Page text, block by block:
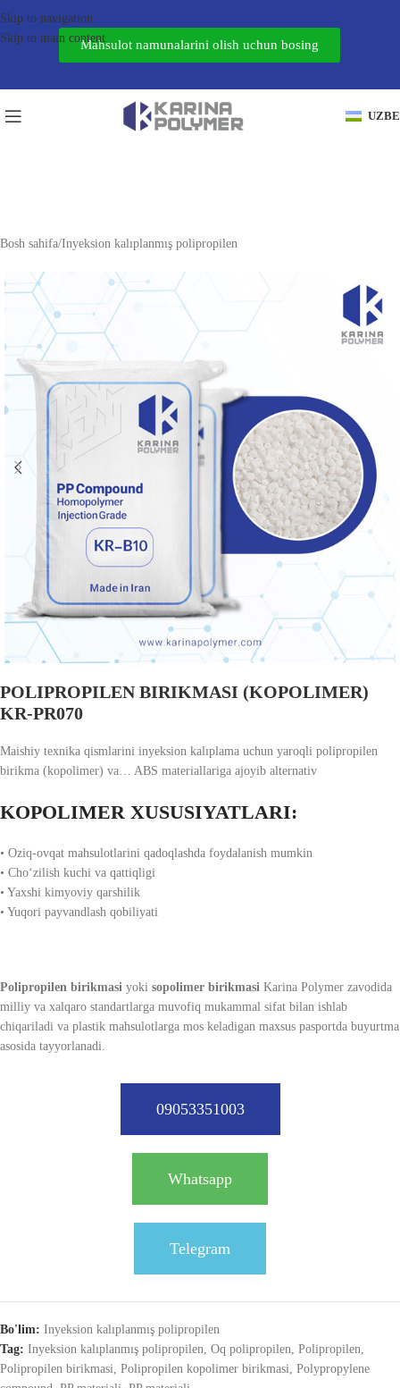
Skip to navigation
Skip to main contentMahsulot namunalarini olish uchun bosing
Bosh sahifa/Inyeksion kalıplanmış polipropilen
POLIPROPILEN BIRIKMASI (KOPOLIMER)
KR-PR070
Maishiy texnika qismlarini inyeksion kalıplama uchun yaroqli polipropilen
birikma (kopolimer) va… ABS materiallariga ajoyib alternativ
KOPOLIMER XUSUSIYATLARI:
• Oziq-ovqat mahsulotlarini qadoqlashda foydalanish mumkin
• Cho‘zilish kuchi va qattiqligi
• Yaxshi kimyoviy qarshilik
• Yuqori payvandlash qobiliyati
Polipropilen birikmasi yoki sopolimer birikmasi Karina Polymer zavodida
milliy va xalqaro standartlarga muvofiq mukammal sifat bilan ishlab
chiqariladi va plastik mahsulotlarga mos keladigan maxsus pasportda buyurtma
asosida tayyorlanadi.
09053351003
Whatsapp
Telegram
Bo'lim: Inyeksion kalıplanmış polipropilen
Tag: Inyeksion kalıplanmış polipropilen, Oq polipropilen, Polipropilen,
Polipropilen birikmasi, Polipropilen kopolimer birikmasi, Polypropylene